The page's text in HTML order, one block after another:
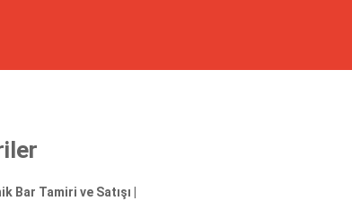
Bar Tamiri ve Satışı |